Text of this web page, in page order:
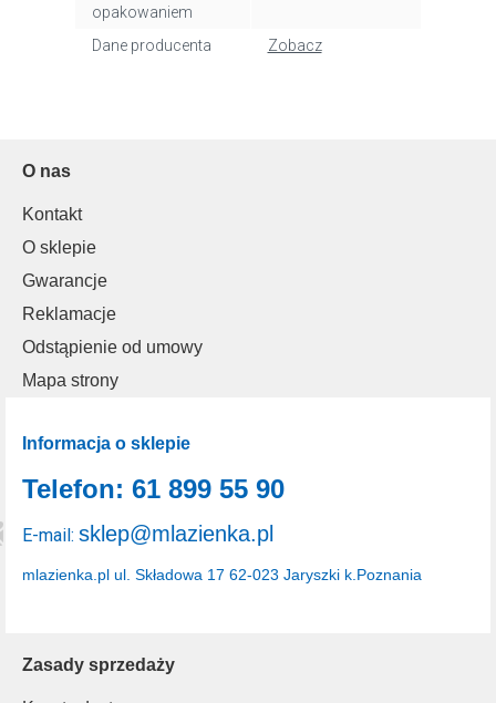
opakowaniem
Dane producenta Zobacz
O nas
Kontakt
O sklepie
Gwarancje
Reklamacje
Odstąpienie od umowy
Mapa strony
Zasady sprzedaży
Informacja o sklepie
mlazienka.pl ul. Składowa 17 62-023 Jaryszki k.Poznania
Telefon: 61 899 55 90
E-mail: sklep@mlazienka.pl